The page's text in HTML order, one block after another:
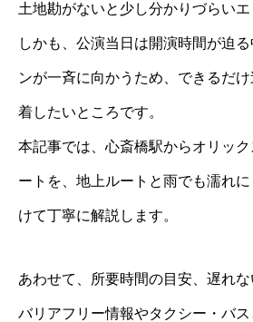
土地勘がないと少し分かりづらいエ
しかも、公演当日は開演時間が迫
ンが一斉に向かうため、できるだ
着したいところです。
本記事では、心斎橋駅からオリッ
ートを、地上ルートと雨でも濡れ
けて丁寧に解説します。
あわせて、所要時間の目安、遅れな
バリアフリー情報やタクシー・バ